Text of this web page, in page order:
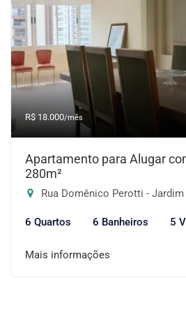
R$ 18.000/mês
Apartamento para Alugar
280m²
Rua Domênico Perotti - Jardim Fonte
6 Quartos 6 Banheiros 5
Mais informações